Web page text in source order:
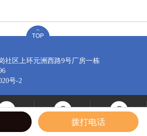
社区上环元洲西路9号厂房一栋
号-2
咨询 走进洪鹰拨打电话